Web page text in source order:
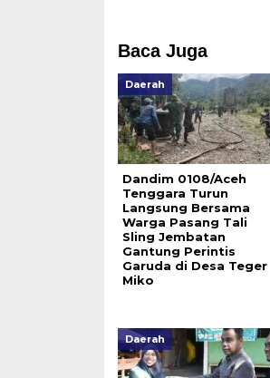
Baca Juga
Daerah
Dandim 0108/Aceh
Tenggara Turun
Langsung Bersama
Warga Pasang Tali
Sling Jembatan
Gantung Perintis
Garuda di Desa Teger
Miko
Daerah